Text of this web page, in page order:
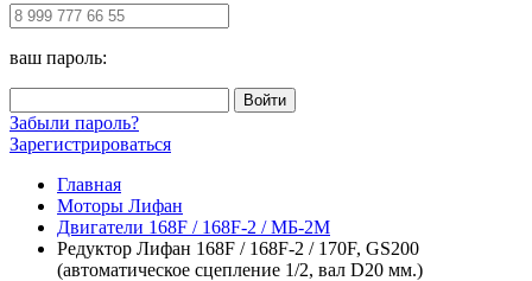
ваш пароль:
Забыли пароль?
Зарегистрироваться
Главная
Моторы Лифан
Двигатели 168F / 168F-2 / МБ-2М
Редуктор Лифан 168F / 168F-2 / 170F, GS200
(автоматическое сцепление 1/2, вал D20 мм.)